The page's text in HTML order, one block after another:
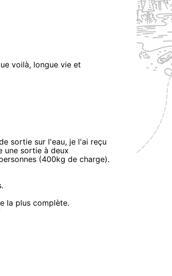
voilà, longue vie et
sortie sur l'eau, je l'ai reçu
une sortie à deux
(400kg de charge).
la plus complète.